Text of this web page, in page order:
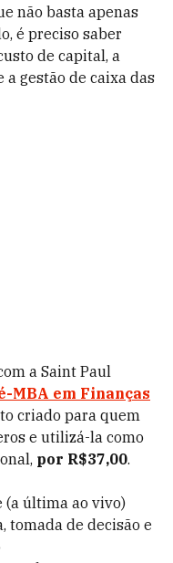
não basta apenas
é preciso saber
de capital, a
gestão de caixa das
a Saint Paul
MBA em Finanças
criado para quem
e utilizá-la como
por R$37,00.
(a última ao vivo)
tomada de decisão e